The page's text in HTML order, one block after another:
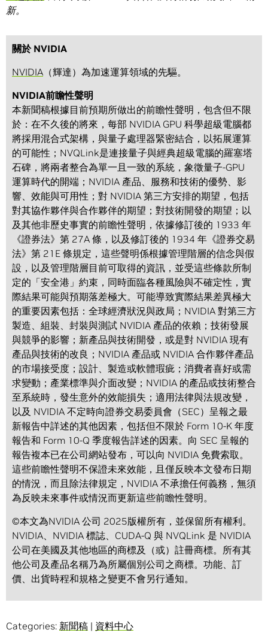
新。
關於 NVIDIA
NVIDIA （輝達）為加速運算領域的先驅。
NVIDIA前瞻性聲明
本新聞稿根據目前預期所做出的前瞻性聲明，包含但不限
於：在不久後的將來，每部 NVIDIA GPU 科學超級電腦都
將採用混合式架構，與量子處理器緊密結合，以拓展運算
的可能性；NVQLink是連接量子與經典超級電腦的羅塞塔
石碑，將兩者整合為單一且一致的系統，象徵量子-GPU
運算時代的開端；NVIDIA 產品、服務和技術的優勢、影
響、效能與可用性；對 NVIDIA 第三方安排的期望，包括
對其協作夥伴與合作夥伴的期望；對技術開發的期望；以
及其他非歷史事實的前瞻性聲明，依據修訂後的 1933 年
《證券法》第 27A 條，以及修訂後的 1934 年《證券交易
法》第 21E 條規定，這些聲明係根據管理階層的信念與假
設，以及管理階層目前可取得的資訊，並受這些條款所制
定的「安全港」約束，同時面臨各種風險與不確定性，實
際結果可能與預期落差極大。可能導致實際結果差異極大
的重要因素包括：全球經濟狀況與政局；NVIDIA 對第三方
製造、組裝、封裝與測試 NVIDIA 產品的依賴；技術發展
與競爭的影響；新產品與技術開發，或是對 NVIDIA 現有
產品與技術的改良；NVIDIA 產品或 NVIDIA 合作夥伴產品
的市場接受度；設計、製造或軟體瑕疵；消費者喜好或需
求變動；產業標準與介面改變；NVIDIA 的產品或技術整合
至系統時，發生意外的效能損失；適用法律與法規改變，
以及 NVIDIA 不定時向證券交易委員會（SEC）呈報之最
新報告中詳述的其他因素，包括但不限於 Form 10-K 年度
報告和 Form 10-Q 季度報告詳述的因素。向 SEC 呈報的
報告複本已在公司網站發布，可以向 NVIDIA 免費索取。
這些前瞻性聲明不保證未來效能，且僅反映本文發布日期
的情況，而且除法律規定，NVIDIA 不承擔任何義務，無須
為反映未來事件或情況而更新這些前瞻性聲明。
©本文為NVIDIA 公司 2025版權所有，並保留所有權利。
NVIDIA、NVIDIA 標誌、CUDA-Q 與 NVQLink 是 NVIDIA
公司在美國及其他地區的商標及（或）註冊商標。所有其
他公司及產品名稱乃為所屬個別公司之商標。功能、訂
價、出貨時程和規格之變更不會另行通知。
Categories: 新聞稿 | 資料中心